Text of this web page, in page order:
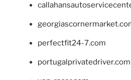
perfectfit24-7.com
portugalprivatedriver.com